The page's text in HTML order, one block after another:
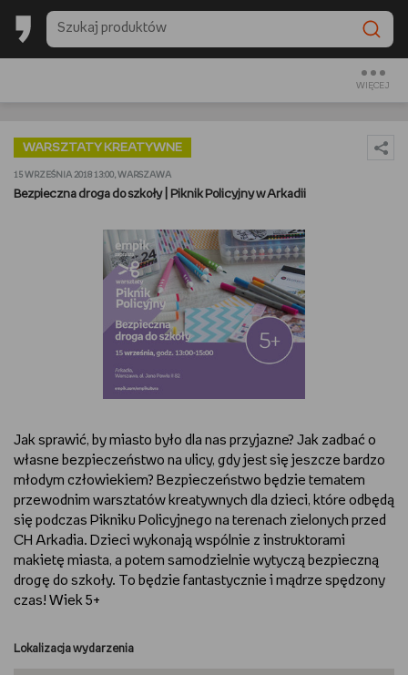
WIĘCEJ
BESTSELLERY EMPIKU 2025
OGLĄDAM
PREZENTOWNIKI
URZĄDZAM I DEKORUJĘ
RYSUJĘ
DIY
MAM ZWIERZĘTA
DBAM O URODĘ
WARSZTATY KREATYWNE
15 WRZEŚNIA 2018 13:00, WARSZAWA
Bezpieczna droga do szkoły | Piknik Policyjny w Arkadii
Jak sprawić, by miasto było dla nas przyjazne? Jak zadbać o
własne bezpieczeństwo na ulicy, gdy jest się jeszcze bardzo
młodym człowiekiem? Bezpieczeństwo będzie tematem
przewodnim warsztatów kreatywnych dla dzieci, które odbędą
się podczas Pikniku Policyjnego na terenach zielonych przed
CH Arkadia. Dzieci wykonają wspólnie z instruktorami
makietę miasta, a potem samodzielnie wytyczą bezpieczną
drogę do szkoły. To będzie fantastycznie i mądrze spędzony
czas! Wiek 5+
Lokalizacja wydarzenia